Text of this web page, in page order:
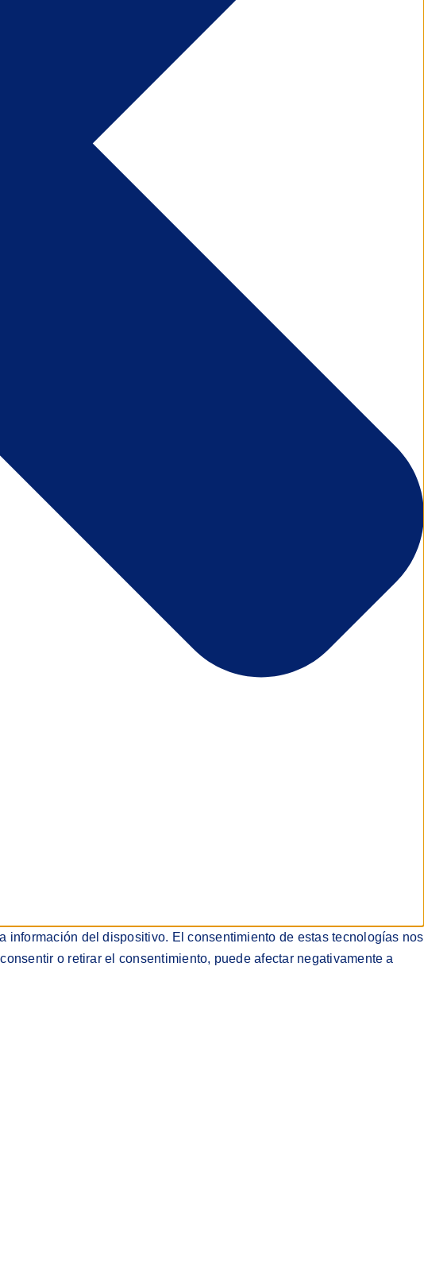
del dispositivo. El consentimiento de estas tecnologías nos
o retirar el consentimiento, puede afectar negativamente a